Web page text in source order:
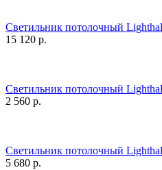
Светильник потолочный
15 120 р.
Светильник потолочный
2 560 р.
Светильник потолочный
5 680 р.